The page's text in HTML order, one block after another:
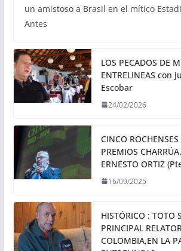
un amistoso a Brasil en el mítico
Antes
LOS PECADOS DE
ENTRELINEAS con
Escobar
24/02/2026
CINCO
PREMIOS
ERNESTO ORTIZ
16/09/2025
HISTÓRICO : TOTO
PRINCIPAL
COLOMBIA,EN LA